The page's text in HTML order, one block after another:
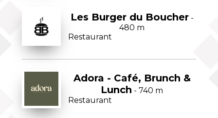
Les Burger du Boucher-
480 m
Restaurant
Adora - Café, Brunch &
Lunch - 740 m
Restaurant